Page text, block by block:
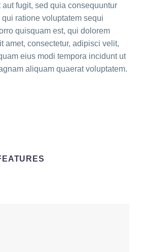
fugit, sed quia consequuntur
ratione voluptatem sequi
quisquam est, qui dolorem
amet, consectetur, adipisci velit,
eius modi tempora incidunt ut
aliquam quaerat voluptatem.